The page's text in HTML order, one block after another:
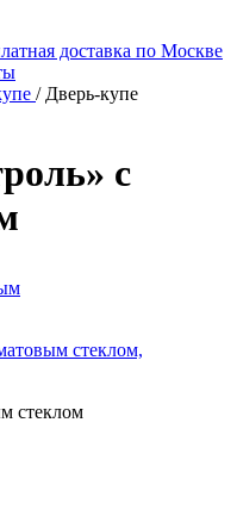
доставка по Москве
/ Дверь-купе
с
стеклом